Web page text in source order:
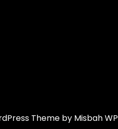
Theme by Misbah WP